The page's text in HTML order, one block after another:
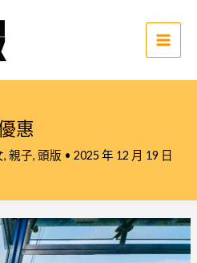
Main
惠
, 親子, 頭版 • 2025 年 12 月 19 日